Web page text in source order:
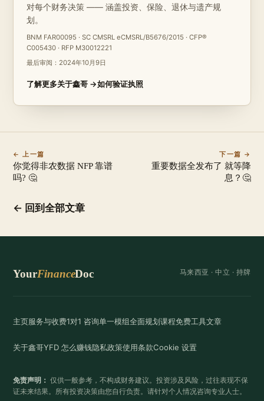
对每个财务决策 —— 涵盖投资、保险、退休与遗产规
划。
BNM FAR00095 · SC CMSRL eCMSRL/B5676/2015 · CFP®
C005430 · RFP M30012221
最后审阅： 2024年10月9日
了解更多关于鑫哥 →如何验证执照
← 上一篇
你觉得非农数据 NFP 靠谱
吗? 🤔
下一篇 →
重要数据全发布了 就等降
息？🤔
← 回到全部文章
YourFinanceDoc 马来西亚 ·中立 · 持牌
主页服务与收费1对1 咨询单一模组全面规划课程免费工具文章
关于鑫哥YFD 怎么赚钱隐私政策使用条款Cookie 设置
免责声明： 仅供一般参考，不构成财务建议。投资涉及风险，过往表现不保
证未来结果。所有投资决策由您自行负责。请针对个人情况咨询专业人士。